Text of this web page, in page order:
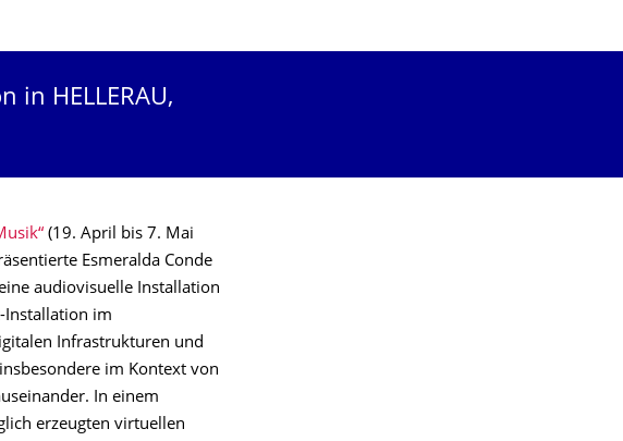
in HELLERAU,
(19. April bis 7. Mai
Esmeralda Conde
audiovisuelle Installation
Installation im
Infrastrukturen und
im Kontext von
In einem
erzeugten virtuellen